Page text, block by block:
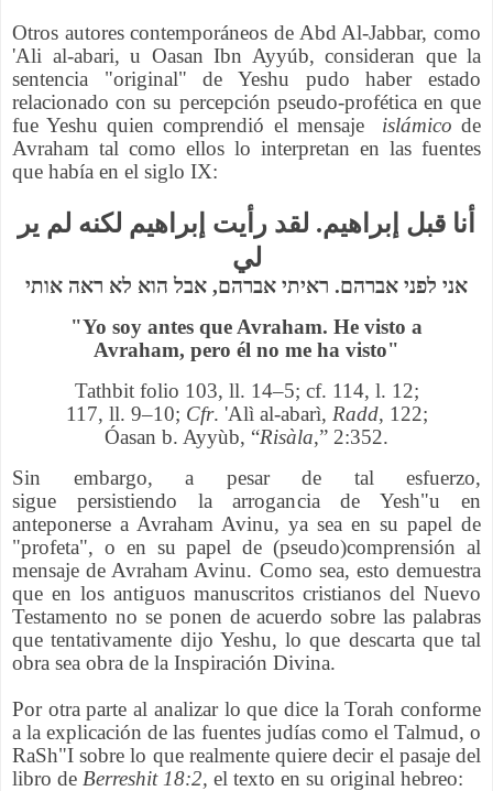
Otros autorescontemporáneos de Abd Al-Jabbar, como
'Ali al-abari, u Oasan Ibn Ayyúb, consideran que la
sentencia "original" de Yeshu pudo haber estado
relacionado con su percepción pseudo-profética en que
fue Yeshu quien comprendió el mensaje
islámico de
Avraham tal como ellos lo interpretan en las fuentes
que había en el siglo IX:
أنا قبل إبراهيم. لقد رأيت إبراهيم لكنه لم ير
لي
אני לפני אברהם. ראיתי אברהם, אבל הוא לא ראה אותי
"Yo soy antes que Avraham. He visto a
Avraham, pero él no me ha visto"
Tathbit folio 103, ll. 14–5; cf. 114, l. 12;
117, ll. 9–10; Cfr. 'Alì al-abarì, Radd, 122;
Óasan b. Ayyùb, “Risàla,” 2:352.
Sin embargo, a pesar de tal esfuerzo,
sigue persistiendo la arrogancia de Yesh"u en
anteponerse a Avraham Avinu, ya sea en su papel de
"profeta", o en su papel de (pseudo)comprensión al
mensaje de Avraham Avinu. Como sea, esto demuestra
que en los antiguos manuscritos cristianos del Nuevo
Testamento no se ponen de acuerdo sobre las palabras
que tentativamente dijo Yeshu, lo que descarta que tal
obra sea obra de la Inspiración Divina.
Por otra parte al analizar lo que dice la Torah conforme
a la explicación de las fuentes judías como el Talmud, o
RaSh"I sobre lo que realmente quiere decir el pasaje del
libro de Berreshit 18:2, el texto en su original hebreo: